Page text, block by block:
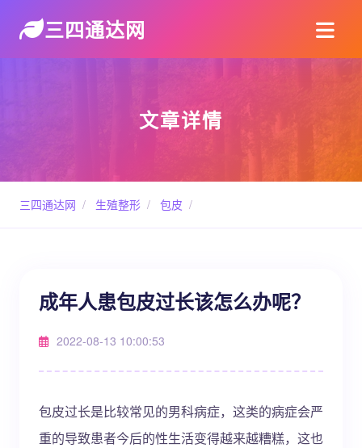
三四通达网
文章详情
三四通达网 / 生殖整形 / 包皮 /
成年人患包皮过长该怎么办呢？
2022-08-13 10:00:53
包皮过长是比较常见的男科病症，这类的病症会严
重的导致患者今后的性生活变得越来越糟糕，这也